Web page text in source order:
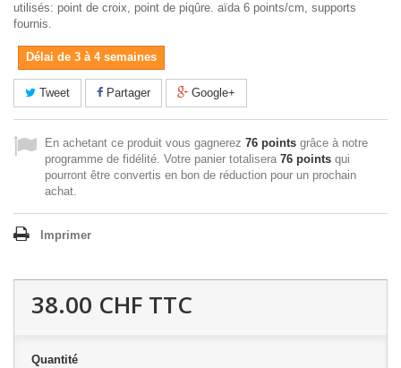
utilisés: point de croix, point de piqûre. aïda 6 points/cm, supports
fournis.
Délai de 3 à 4 semaines
Tweet Partager Google+
En achetant ce produit vous gagnerez 76 points grâce à notre
programme de fidélité. Votre panier totalisera 76 points qui
pourront être convertis en bon de réduction pour un prochain
achat.
Imprimer
38.00 CHF TTC
Quantité